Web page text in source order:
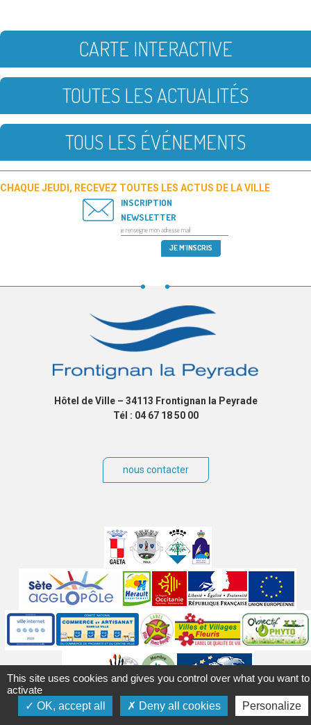
CARTE INTERACTIVE
TOUTES LES ACTUALITÉS
TOUS LES ÉVÉNEMENTS
CHAQUE JEUDI, RECEVEZ TOUTES LES ACTUS DE LA VILLE
INSCRIPTION
NEWSLETTER
Hôtel de Ville – 34113 Frontignan la Peyrade
Tél : 04 67 18 50 00
nous contacter
partenaires
Labels
Mentions légales Accessibilité Plan du site
Contact
This site uses cookies and gives you control over what you want to
activate
OK, accept all
Deny all cookies Personalize